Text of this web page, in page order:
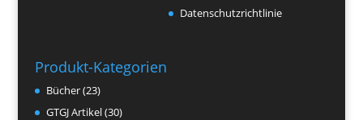
Datenschutzrichtlinie
Produkt-Kategorien
Bücher(23)
GTGJ Artikel(30)